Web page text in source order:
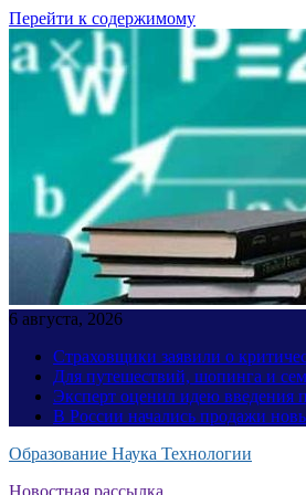
Перейти к содержимому
6 августа, 2026
Страховщики заявили о
Для путешествий, шопинга и
Эксперт оценил идею введения
В России начались продажи
Образование Наука Технологии
Новостная рассылка